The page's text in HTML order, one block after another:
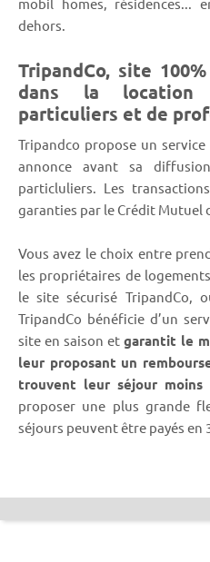
mobil homes, résidences...
dehors.
TripandCo, site
dans la location
particuliers et de
Tripandco propose un
annonce avant sa
particluliers. Les
garanties par le Crédit Mutuel
Vous avez le choix entre
les propriétaires de
le site sécurisé TripandCo,
TripandCo bénéficie d’un
site en saison et garantit le
leur proposant un
trouvent leur séjour moins
proposer une plus grande
séjours peuvent être payés en